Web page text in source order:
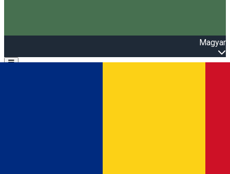
Magyar
Open main menu